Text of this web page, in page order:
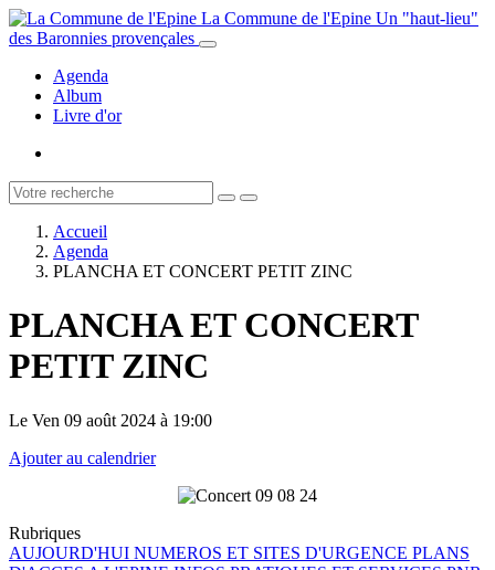
La Commune de l'Epine Un "haut-lieu"
des Baronnies provençales
Agenda
Album
Livre d'or
Accueil
Agenda
PLANCHA ET CONCERT PETIT ZINC
PLANCHA ET CONCERT
PETIT ZINC
Le Ven 09 août 2024 à 19:00
Ajouter au calendrier
Rubriques
AUJOURD'HUI NUMEROS ET SITES D'URGENCE PLANS